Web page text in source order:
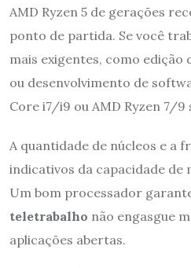
AMD Ryzen 5 de gerações
ponto de partida. Se você
mais exigentes, como edição
ou desenvolvimento de
Core i7/i9 ou AMD Ryzen 7/9
A quantidade de núcleos e a
indicativos da capacidade de
Um bom processador
teletrabalho não engasgue
aplicações abertas.